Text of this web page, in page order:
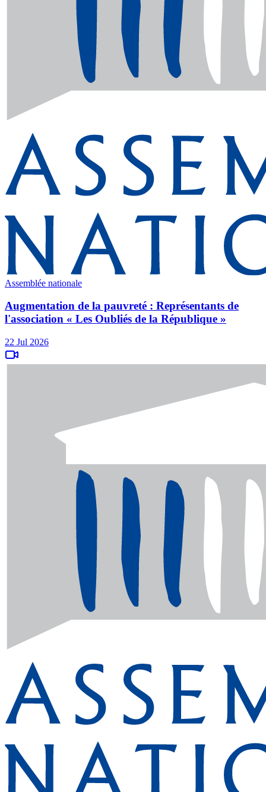
Assemblée nationale
Augmentation de la pauvreté : Représentants de
l'association « Les Oubliés de la République »
22 Jul 2026